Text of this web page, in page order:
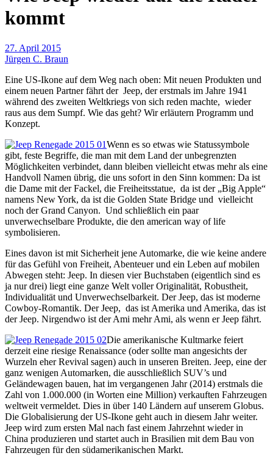
kommt
27. April 2015
Jürgen C. Braun
Eine US-Ikone auf dem Weg nach oben: Mit neuen Produkten und
einem neuen Partner fährt der Jeep, der erstmals im Jahre 1941
während des zweiten Weltkriegs von sich reden machte, wieder
raus aus dem Sumpf. Wie das geht? Wir erläutern Programm und
Konzept.
Wenn es so etwas wie Statussymbole
gibt, feste Begriffe, die man mit dem Land der unbegrenzten
Möglichkeiten verbindet, dann bleiben vielleicht etwas mehr als eine
Handvoll Namen übrig, die uns sofort in den Sinn kommen: Da ist
die Dame mit der Fackel, die Freiheitsstatue, da ist der „Big Apple“
namens New York, da ist die Golden State Bridge und vielleicht
noch der Grand Canyon. Und schließlich ein paar
unverwechselbare Produkte, die den american way of life
symbolisieren.
Eines davon ist mit Sicherheit jene Automarke, die wie keine andere
für das Gefühl von Freiheit, Abenteuer und ein Leben auf mobilen
Abwegen steht: Jeep. In diesen vier Buchstaben (eigentlich sind es
ja nur drei) liegt eine ganze Welt voller Originalität, Robustheit,
Individualität und Unverwechselbarkeit. Der Jeep, das ist moderne
Cowboy-Romantik. Der Jeep, das ist Amerika und Amerika, das ist
der Jeep. Nirgendwo ist der Ami mehr Ami, als wenn er Jeep fährt.
Die amerikanische Kultmarke feiert
derzeit eine riesige Renaissance (oder sollte man angesichts der
Wurzeln eher Revival sagen) auch in unseren Breiten. Jeep, eine der
ganz wenigen Automarken, die ausschließlich SUV’s und
Geländewagen bauen, hat im vergangenen Jahr (2014) erstmals die
Zahl von 1.000.000 (in Worten eine Million) verkauften Fahrzeugen
weltweit vermeldet. Dies in über 140 Ländern auf unserem Globus.
Die Globalisierung der US-Ikone geht auch in diesem Jahr weiter.
Jeep wird zum ersten Mal nach fast einem Jahrzehnt wieder in
China produzieren und startet auch in Brasilien mit dem Bau von
Fahrzeugen für den südamerikanischen Markt.